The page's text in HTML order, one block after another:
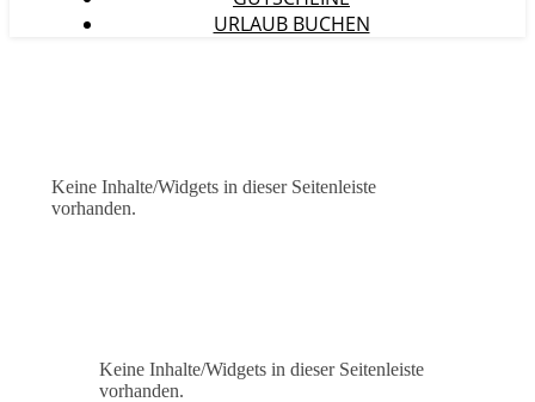
URLAUB BUCHEN
Keine Inhalte/Widgets in dieser Seitenleiste
vorhanden.
Keine Inhalte/Widgets in dieser Seitenleiste
vorhanden.